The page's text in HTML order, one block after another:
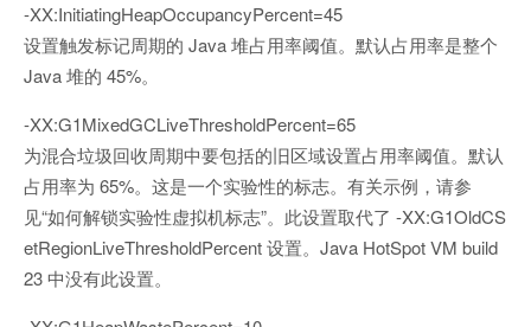
-XX:InitiatingHeapOccupancyPercent=45
设置触发标记周期的 Java 堆占用率阈值。默认占用率是整个
Java 堆的 45%。
-XX:G1MixedGCLiveThresholdPercent=65
为混合垃圾回收周期中要包括的旧区域设置占用率阈值。默认
占用率为 65%。这是一个实验性的标志。有关示例，请参
见“如何解锁实验性虚拟机标志”。此设置取代了 -XX:G1OldCS
etRegionLiveThresholdPercent 设置。Java HotSpot VM build
23 中没有此设置。